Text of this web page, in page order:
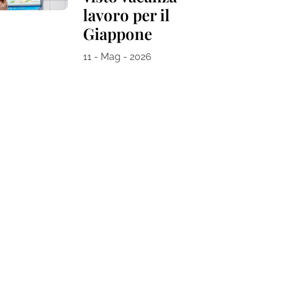
lavoro per il
Giappone
11 - Mag - 2026